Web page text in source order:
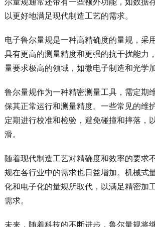
以更好地满足现代制造工艺的需求。
电子鲁尔量规是一种高精确度的量规，采
具有更高的测量精度和更强的抗干扰能力
量要求极高的领域，如微电子制造和光学加
鲁尔量规作为一种精密测量工具，需定期
保其正常运行和测量精度。一些常见的维
定期进行校准和检验，避免碰撞和摔落，
滑。
随着现代制造工艺对精确度和效率的要求
规在各行业中的需求也日益增加。机械式
化和电子化的量规所取代，以满足精密加
需求。
未来，随着科技的不断进步，鲁尔量规将